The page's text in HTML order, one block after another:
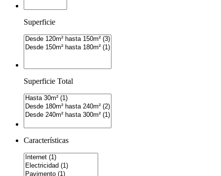
Superficie
Superficie Total
Características